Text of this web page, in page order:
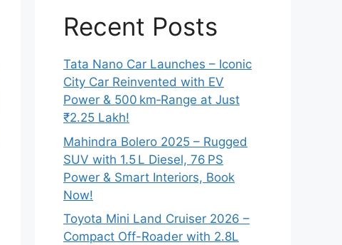
Recent Posts
Tata Nano Car Launches – Iconic
City Car Reinvented with EV
Power & 500 km‑Range at Just
₹2.25 Lakh!
Mahindra Bolero 2025 – Rugged
SUV with 1.5 L Diesel, 76 PS
Power & Smart Interiors, Book
Now!
Toyota Mini Land Cruiser 2026 –
Compact Off-Roader with 2.8L